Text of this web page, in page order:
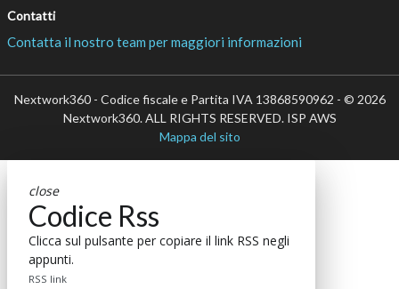
Contatti
Contatta il nostro team per maggiori informazioni
Nextwork360 - Codice fiscale e Partita IVA 13868590962 - © 2026
Nextwork360. ALL RIGHTS RESERVED. ISP AWS
Mappa del sito
close
Codice Rss
Clicca sul pulsante per copiare il link RSS negli
appunti.
RSS link